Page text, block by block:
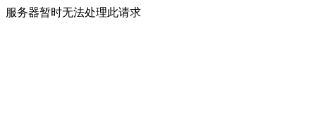
服务器暂时无法处理此请求